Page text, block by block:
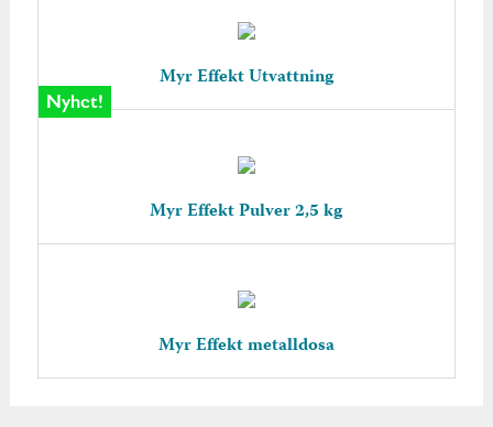
Myr Effekt Utvattning
Nyhet!
Myr Effekt Pulver 2,5 kg
Myr Effekt metalldosa